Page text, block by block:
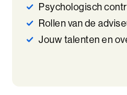
Talent Ontwikkelings
Teamleiderschap
Psychologisch
Rollen van de
Jouw talenten en